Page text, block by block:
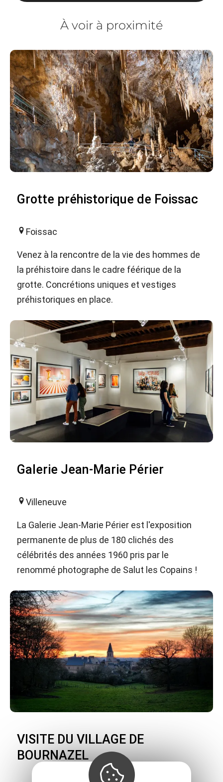
À voir à proximité
Grotte préhistorique de Foissac
Foissac
Venez à la rencontre de la vie des hommes de
la préhistoire dans le cadre féérique de la
grotte. Concrétions uniques et vestiges
préhistoriques en place.
Galerie Jean-Marie Périer
Villeneuve
La Galerie Jean-Marie Périer est l'exposition
permanente de plus de 180 clichés des
célébrités des années 1960 pris par le
renommé photographe de Salut les Copains !
VISITE DU VILLAGE DE
BOURNAZEL